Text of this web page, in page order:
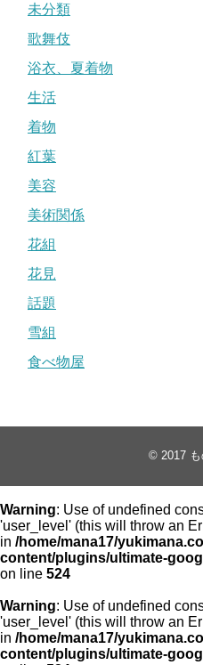
未分類
歌舞伎
浴衣、夏着物
生活
着物
紅葉
美容
美術関係
花組
花見
話題
雪組
食べ物屋
© 2017
Warning: Use of undefined
'user_level' (this will throw an
in /home/mana17/
content/plugins/ultimate-
on line 524
Warning: Use of undefined
'user_level' (this will throw an
in /home/mana17/
content/plugins/ultimate-